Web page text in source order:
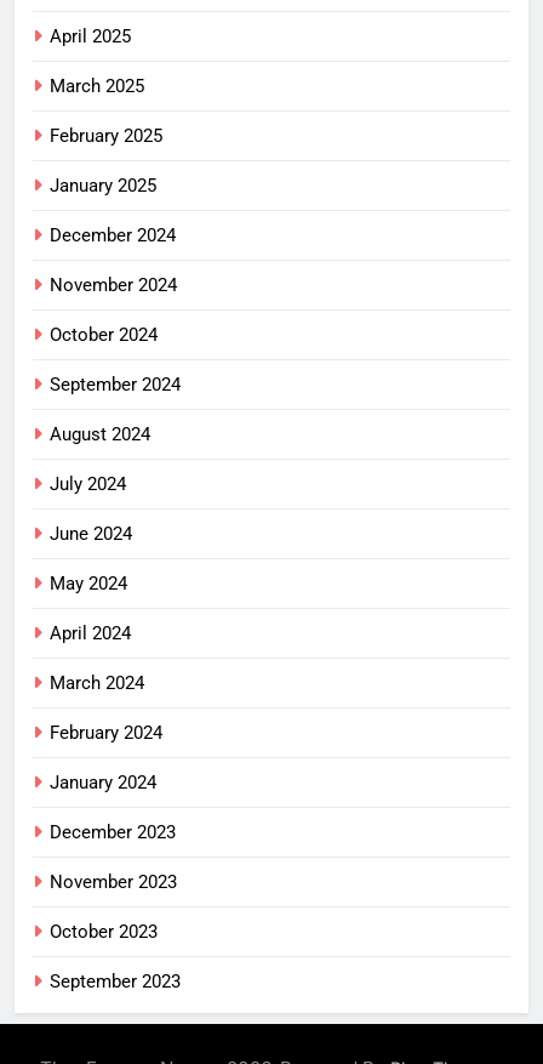
April 2025
March 2025
February 2025
January 2025
December 2024
November 2024
October 2024
September 2024
August 2024
July 2024
June 2024
May 2024
April 2024
March 2024
February 2024
January 2024
December 2023
November 2023
October 2023
September 2023